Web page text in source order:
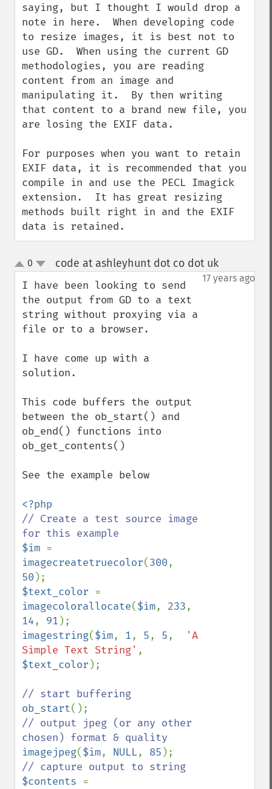
saying, but I thought I would drop a
note in here.  When developing code
to resize images, it is best not to
use GD.  When using the current GD
methodologies, you are reading
content from an image and
manipulating it.  By then writing
that content to a brand new file, you
are losing the EXIF data.
For purposes when you want to retain
EXIF data, it is recommended that you
compile in and use the PECL Imagick
extension.  It has great resizing
methods built right in and the EXIF
data is retained.
up
down
0 code at ashleyhunt dot co dot uk¶
17 years ago
I have been looking to send
the output from GD to a text
string without proxying via a
file or to a browser.
I have come up with a
solution.
This code buffers the output
between the ob_start() and
ob_end() functions into
ob_get_contents()
See the example below
// Create a test source image
$im
imagecreatetruecolor(300
50
$text_color
imagecolorallocate($im, 233
14, 91
imagestring($im, 1, 5, 5,
'A
Simple Text String'
$text_color );
ob_start
// output jpeg (or any other
imagejpeg($im, NULL, 85
$contents